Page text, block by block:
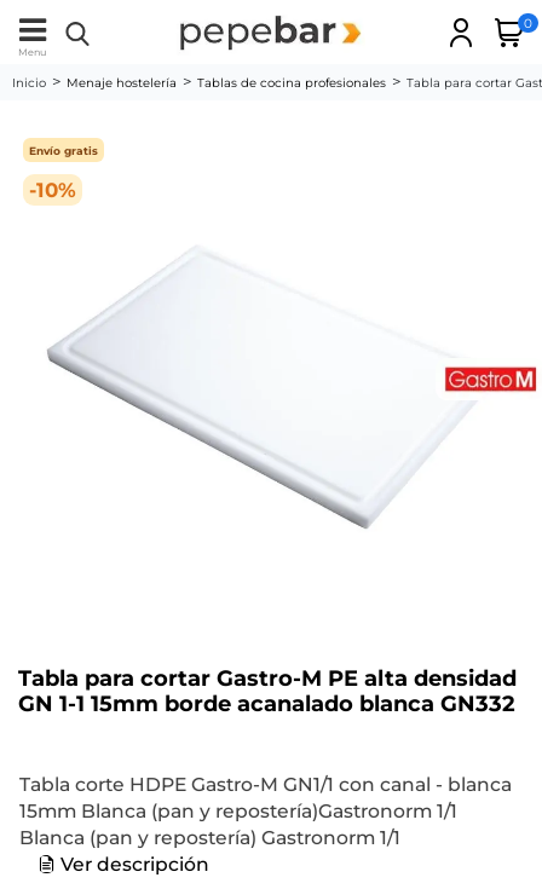
Menu
0
Inicio Menaje hostelería Tablas de cocina profesionales Tabla para cortar
-10%
Envío gratis
Tabla para cortar Gastro-M PE alta densidad
GN 1-1 15mm borde acanalado blanca GN332
Tabla corte HDPE Gastro-M GN1/1 con canal - blanca
15mm Blanca (pan y repostería)Gastronorm 1/1
Blanca (pan y repostería) Gastronorm 1/1
Ver descripción